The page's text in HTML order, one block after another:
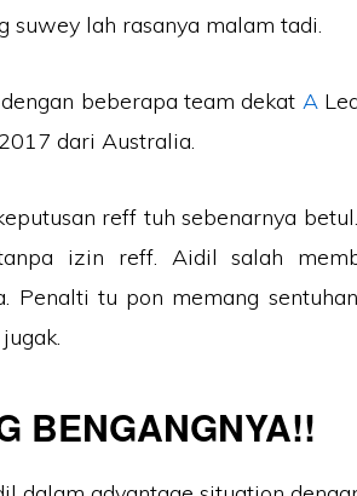
suwey lah rasanya malam tadi.
beberapa team dekat A
dari Australia.
reff tuh sebenarnya
izin reff. Aidil salah
Penalti tu pon memang
BENGANGNYA!!